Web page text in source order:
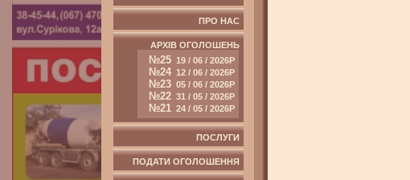
ПРО НАС
АРХІВ ОГОЛОШЕНЬ
№25 19 / 06 / 2026Р
№24 12 / 06 / 2026Р
№23 05 / 06 / 2026Р
№22 31 / 05 / 2026Р
№21 24 / 05 / 2026Р
ПОСЛУГИ
ПОДАТИ ОГОЛОШЕННЯ